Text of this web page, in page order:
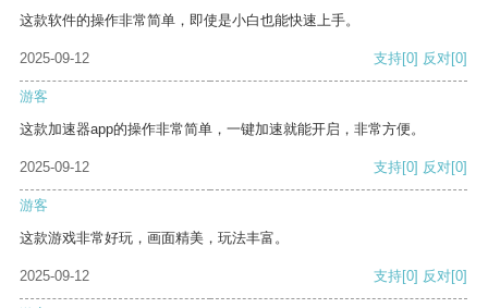
这款软件的操作非常简单，即使是小白也能快速上手。
2025-09-12 支持[0] 反对[0]
游客
这款加速器app的操作非常简单，一键加速就能开启，非常方便。
2025-09-12 支持[0] 反对[0]
游客
这款游戏非常好玩，画面精美，玩法丰富。
2025-09-12 支持[0] 反对[0]